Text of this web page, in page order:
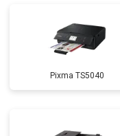
Pixma TS5040